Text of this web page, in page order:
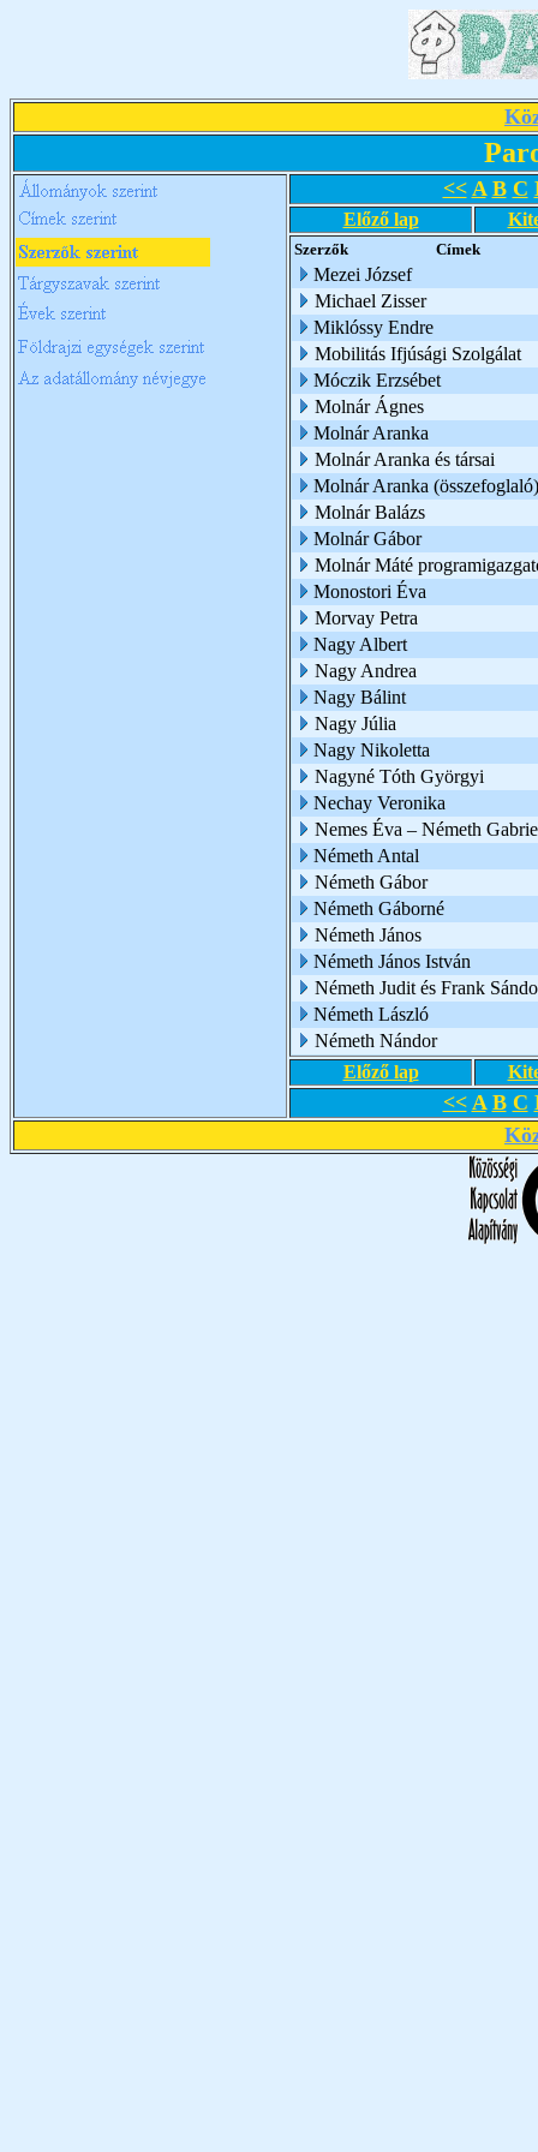
<< A B C
Előző lap
Szerzők Címek
Mezei József
Michael Zisser
Miklóssy Endre
Mobilitás Ifjúsági Szolgálat
Móczik Erzsébet
Molnár Ágnes
Molnár Aranka
Molnár Aranka és társai
Molnár Aranka (összefoglaló)
Molnár Balázs
Molnár Gábor
Molnár Máté
Monostori Éva
Morvay Petra
Nagy Albert
Nagy Andrea
Nagy Bálint
Nagy Júlia
Nagy Nikoletta
Nagyné Tóth Györgyi
Nechay Veronika
Nemes Éva – Németh
Németh Antal
Németh Gábor
Németh Gáborné
Németh János
Németh János István
Németh Judit és Frank
Németh László
Németh Nándor
Előző lap
<< A B C